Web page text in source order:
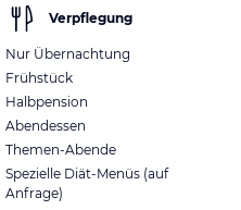
Verpflegung
Nur Übernachtung
Frühstück
Halbpension
Abendessen
Themen-Abende
Spezielle Diät-Menüs (auf
Anfrage)